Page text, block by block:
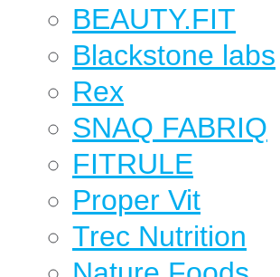
BEAUTY.FIT
Blackstone labs
Rex
SNAQ FABRIQ
FITRULE
Proper Vit
Trec Nutrition